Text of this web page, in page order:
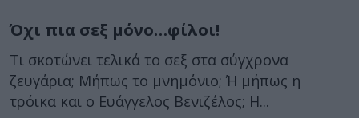
Όχι πια σεξ μόνο…φίλοι!
Τι σκοτώνει τελικά το σεξ στα σύγχρονα
ζευγάρια; Μήπως το μνημόνιο; Ή μήπως η
τρόικα και ο Ευάγγελος Βενιζέλος; Η...